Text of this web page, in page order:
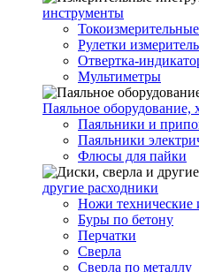
инструменты
Рулетки
Отвертка-
Мультиметры
Паяльное оборудование,
Паяльники и
Паяльники
Флюсы для пайки
другие расходники
Ножи технические
Буры по бетону
Перчатки
Сверла
Сверла по металлу